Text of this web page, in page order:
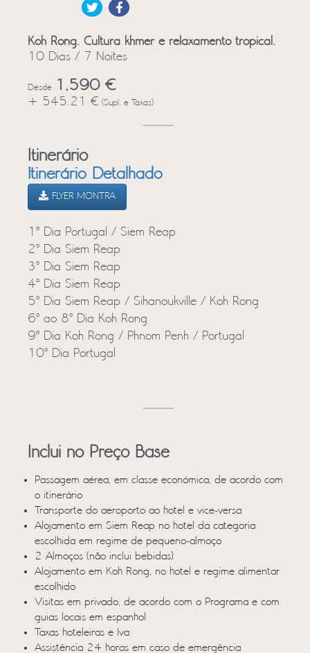
Koh Rong. Cultura khmer e relaxamento tropical.
10 Dias / 7 Noites
Desde 1,590 €
+ 545.21 € (Supl. e Taxas)
Itinerário
Itinerário Detalhado
FLYER MONTRA
1º Dia Portugal / Siem Reap
2º Dia Siem Reap
3º Dia Siem Reap
4º Dia Siem Reap
5º Dia Siem Reap / Sihanoukville / Koh Rong
6º ao 8º Dia Koh Rong
9º Dia Koh Rong / Phnom Penh / Portugal
10º Dia Portugal
Inclui no Preço Base
Passagem aérea, em classe económica, de acordo com
o itinerário
Transporte do aeroporto ao hotel e vice-versa
Alojamento em Siem Reap no hotel da categoria
escolhida em regime de pequeno-almoço
2 Almoços (não inclui bebidas)
Alojamento em Koh Rong, no hotel e regime alimentar
escolhido
Visitas em privado, de acordo com o Programa e com
guias locais em espanhol
Taxas hoteleiras e Iva
Assistência 24 horas em caso de emergência